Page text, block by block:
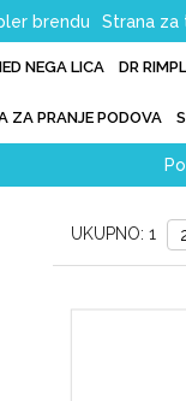
brendu Strana za
NEGA LICA DR
ZA PRANJE PODOVA
UKUPNO: 1